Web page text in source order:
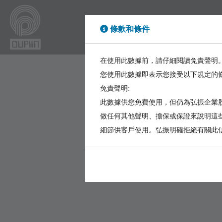
High Power
條款和條件
在使用此數據前，請仔細閱讀免責聲明
您使用此數據即表示您接受以下規定
免責聲明:
此數據供您免費使用，但仍為弘振企
做任何其他聲明、擔保或保證來說明
細節供客戶使用。弘振明確拒絕有關